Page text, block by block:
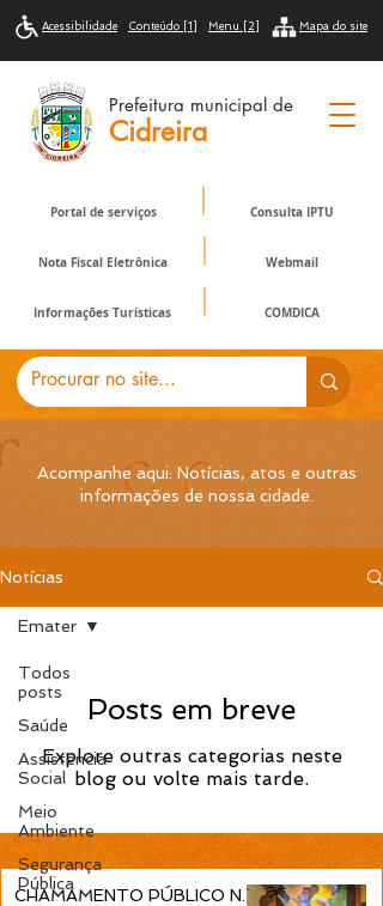
Portal de serviços Consulta IPTU
Nota Fiscal Eletrônica
Informações Turísticas COMDICA
Webmail
Acessibilidade Conteúdo [1] Menu [2] Mapa do site
Prefeitura municipal de
Cidreira
Acompanhe aqui: Notícias, atos e outras
informações de nossa cidade.
Notícias
Todos
posts
Saúde
Assistência
Social
Meio
Ambiente
Segurança
Pública
Emater
Posts em breve
Explore outras categorias neste
blog ou volte mais tarde.
CHAMAMENTO PÚBLICO N.º